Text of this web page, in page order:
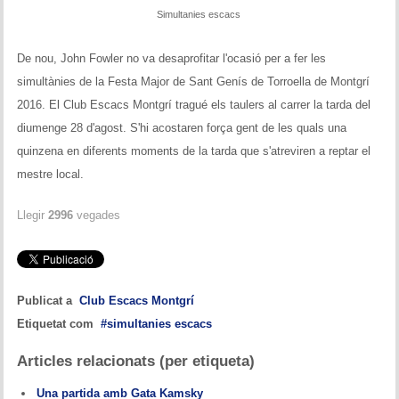
Historial del torneig Montgrí
Torneig de Nadal
Historial del torneig de Nadal
Torneig Social
Historial del torneig social
Torneig Llampec
Historial del torneig llampec
INFORMACIÓ
Història del club
Simultanies escacs
De nou, John Fowler no va desaprofitar l'ocasió per a fer les
simultànies de la Festa Major de Sant Genís de Torroella de Montgrí
2016. El Club Escacs Montgrí tragué els taulers al carrer la tarda del
diumenge 28 d'agost. S'hi acostaren força gent de les quals una
quinzena en diferents moments de la tarda que s'atreviren a reptar el
mestre local.
Llegir 2996 vegades
Publicat a Club Escacs Montgrí
Etiquetat com
simultanies escacs
Articles relacionats (per etiqueta)
Una partida amb Gata Kamsky